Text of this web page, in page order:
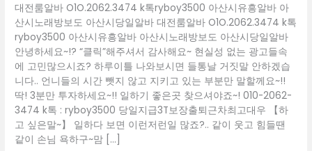
대전룸알바 O1O.2062.3474 k톡ryboy3500 아산시유흥알바 아
산시노래방보도 아산시당일알바 대전룸알바 O1O.2062.3474 k톡
ryboy3500 아산시유흥알바 아산시노래방보도 아산시당일알바
안녕하세요~!? “클릭”해주셔서 감사해요~ 현실성 없는 광고들속
에 고민많으시죠? 하루이틀 나와보시면 들통날 거짓말 안하겠습
니다.. 언니들의 시간 뺏지 않고 지키고 있는 부분만 말할께요~!!
딱! 3분만 투자하세요~!! 일하기 좋은곳 찾으셔야죠~! 010-2062-
3474 k톡 : ryboy3500 당일지급3T보장출퇴근차최고대우 【하
고 싶은말~】 일하다 보면 이런저런일 많죠?.. 같이 웃고 힘들땐
같이 손님 욕하구~맘 […]
유
흥
알
바
아
산
시
노
래
방